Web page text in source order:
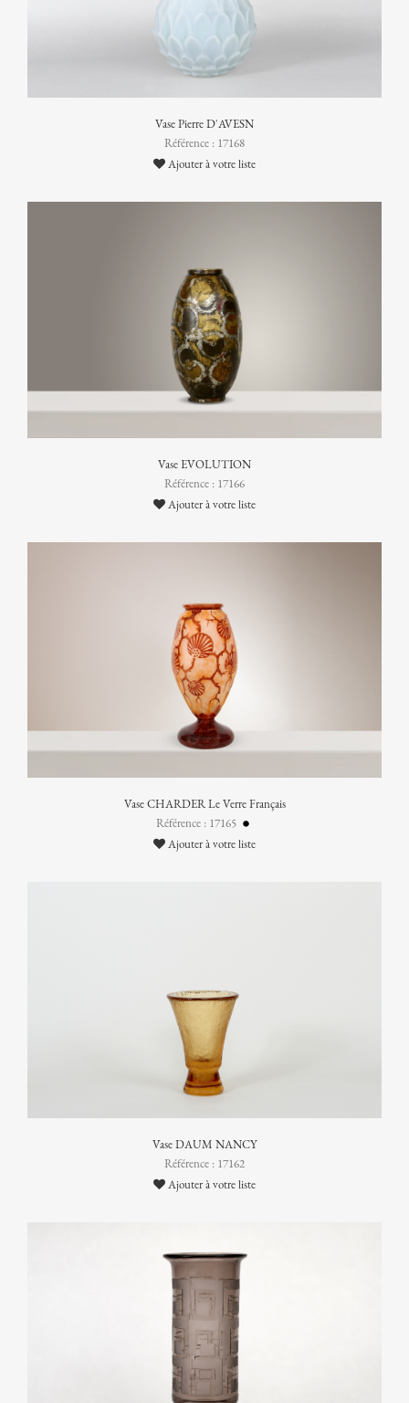
Vase Pierre D'AVESN
Référence : 17168
Ajouter à votre liste
Vase EVOLUTION
Référence : 17166
Ajouter à votre liste
Vase CHARDER Le Verre Français
Référence : 17165
Ajouter à votre liste
Vase DAUM NANCY
Référence : 17162
Ajouter à votre liste